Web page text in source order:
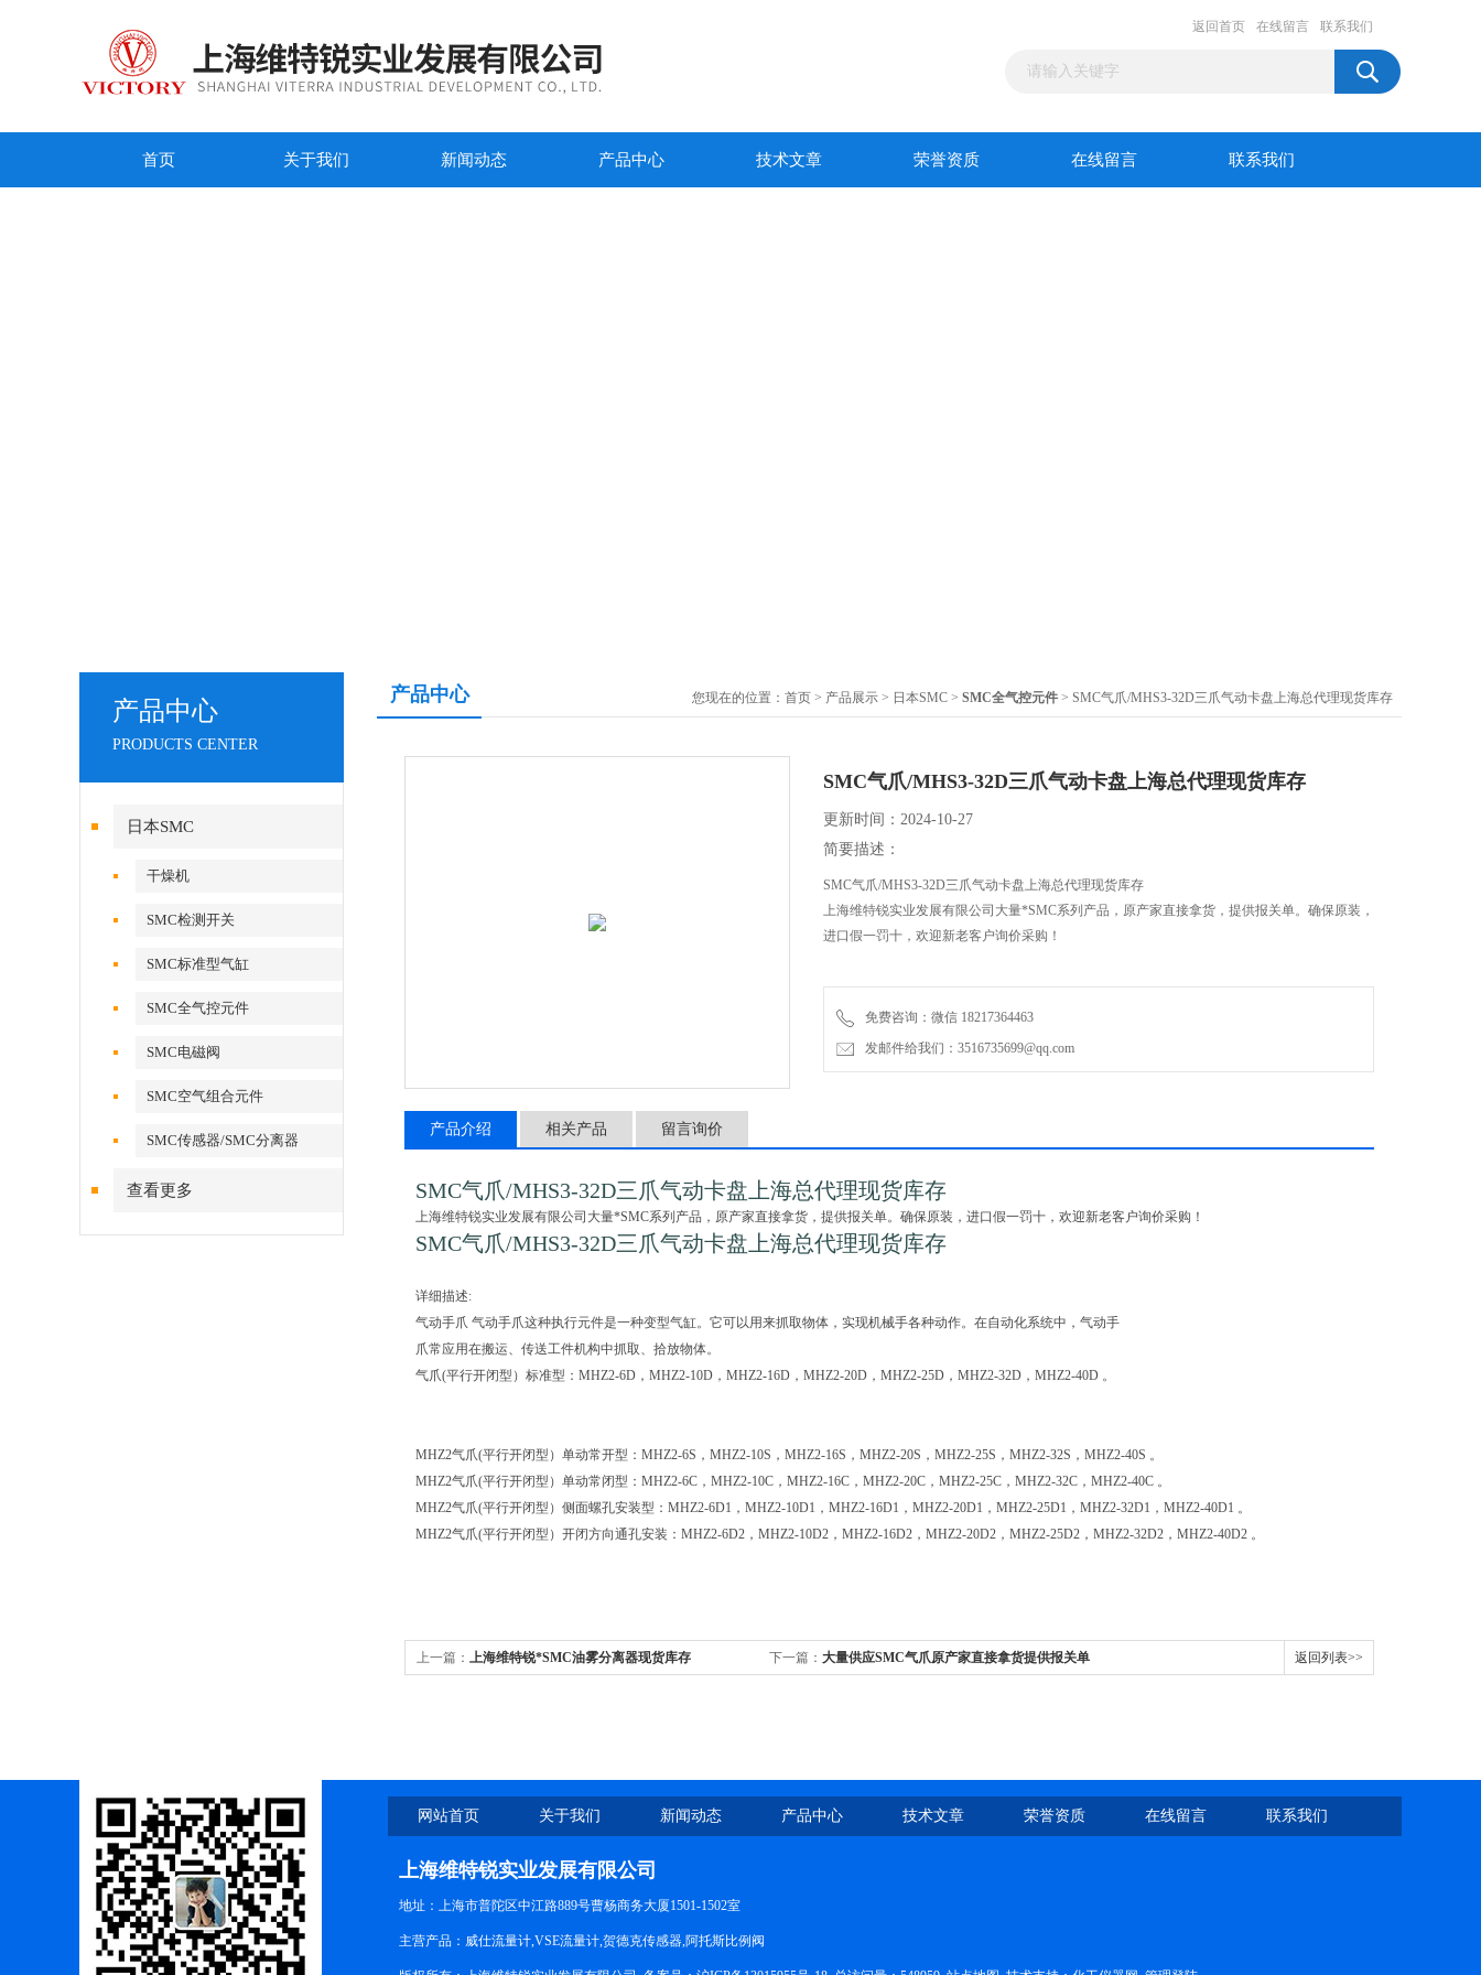
返回首页 在线留言 联系我们
首页 关于我们 新闻动态 产品中心 技术文章 荣誉资质 在线留言 联系我们
产品中心
PRODUCTS CENTER
日本SMC
干燥机
SMC检测开关
SMC标准型气缸
SMC全气控元件
SMC电磁阀
SMC空气组合元件
SMC传感器/SMC分离器
查看更多
产品中心 您现在的位置： 首页 > 产品展示 > 日本SMC > SMC全气控元件 > SMC气爪/MHS3-32D三爪气动卡盘上海总代理现货库存
SMC气爪/MHS3-32D三爪气动卡盘上海总代理现货库存
更新时间：2024-10-27
简要描述：
SMC气爪/MHS3-32D三爪气动卡盘上海总代理现货库存
上海维特锐实业发展有限公司大量*SMC系列产品，原产家直接拿货，提供报关单。确保原装，
进口假一罚十，欢迎新老客户询价采购！
免费咨询：微信 18217364463
发邮件给我们：3516735699@qq.com
产品介绍 相关产品 留言询价
SMC气爪/MHS3-32D三爪气动卡盘上海总代理现货库存
上海维特锐实业发展有限公司大量*SMC系列产品，原产家直接拿货，提供报关单。确保原装，进口假一罚十，欢迎新老客户询价采购！
SMC气爪/MHS3-32D三爪气动卡盘上海总代理现货库存
详细描述:
气动手爪 气动手爪这种执行元件是一种变型气缸。它可以用来抓取物体，实现机械手各种动作。在自动化系统中，气动手
爪常应用在搬运、传送工件机构中抓取、拾放物体。
气爪(平行开闭型）标准型：MHZ2-6D，MHZ2-10D，MHZ2-16D，MHZ2-20D，MHZ2-25D，MHZ2-32D，MHZ2-40D 。
MHZ2气爪(平行开闭型）单动常开型：MHZ2-6S，MHZ2-10S，MHZ2-16S，MHZ2-20S，MHZ2-25S，MHZ2-32S，MHZ2-40S 。
MHZ2气爪(平行开闭型）单动常闭型：MHZ2-6C，MHZ2-10C，MHZ2-16C，MHZ2-20C，MHZ2-25C，MHZ2-32C，MHZ2-40C 。
MHZ2气爪(平行开闭型）侧面螺孔安装型：MHZ2-6D1，MHZ2-10D1，MHZ2-16D1，MHZ2-20D1，MHZ2-25D1，MHZ2-32D1，MHZ2-40D1 。
MHZ2气爪(平行开闭型）开闭方向通孔安装：MHZ2-6D2，MHZ2-10D2，MHZ2-16D2，MHZ2-20D2，MHZ2-25D2，MHZ2-32D2，MHZ2-40D2 。
上一篇： 上海维特锐*SMC油雾分离器现货库存 下一篇： 大量供应SMC气爪原产家直接拿货提供报关单 返回列表>>
网站首页 关于我们 新闻动态 产品中心 技术文章 荣誉资质 在线留言 联系我们
上海维特锐实业发展有限公司
地址：上海市普陀区中江路889号曹杨商务大厦1501-1502室
主营产品：威仕流量计,VSE流量计,贺德克传感器,阿托斯比例阀